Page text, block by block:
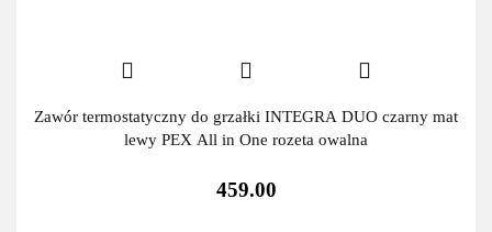
Zawór termostatyczny do grzałki INTEGRA DUO czarny mat
lewy PEX All in One rozeta owalna
459.00